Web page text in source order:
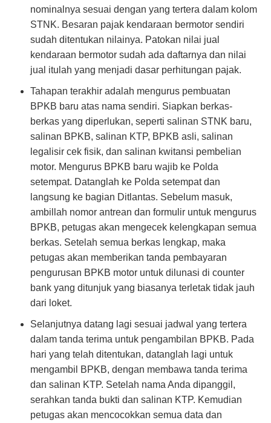
nominalnya sesuai dengan yang tertera dalam kolom
STNK. Besaran pajak kendaraan bermotor sendiri
sudah ditentukan nilainya. Patokan nilai jual
kendaraan bermotor sudah ada daftarnya dan nilai
jual itulah yang menjadi dasar perhitungan pajak.
Tahapan terakhir adalah mengurus pembuatan
BPKB baru atas nama sendiri. Siapkan berkas-
berkas yang diperlukan, seperti salinan STNK baru,
salinan BPKB, salinan KTP, BPKB asli, salinan
legalisir cek fisik, dan salinan kwitansi pembelian
motor. Mengurus BPKB baru wajib ke Polda
setempat. Datanglah ke Polda setempat dan
langsung ke bagian Ditlantas. Sebelum masuk,
ambillah nomor antrean dan formulir untuk mengurus
BPKB, petugas akan mengecek kelengkapan semua
berkas. Setelah semua berkas lengkap, maka
petugas akan memberikan tanda pembayaran
pengurusan BPKB motor untuk dilunasi di counter
bank yang ditunjuk yang biasanya terletak tidak jauh
dari loket.
Selanjutnya datang lagi sesuai jadwal yang tertera
dalam tanda terima untuk pengambilan BPKB. Pada
hari yang telah ditentukan, datanglah lagi untuk
mengambil BPKB, dengan membawa tanda terima
dan salinan KTP. Setelah nama Anda dipanggil,
serahkan tanda bukti dan salinan KTP. Kemudian
petugas akan mencocokkan semua data dan